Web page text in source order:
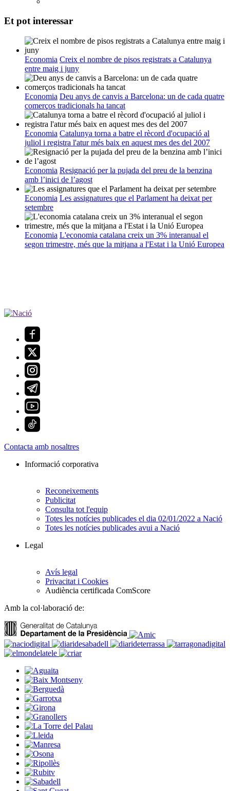
Et pot interessar
Economia Creix el nombre de pisos registrats a Catalunya
entre maig i juny
Economia Deu anys de canvis a Barcelona: un de cada quatre
comerços tradicionals ha tancat
Economia Catalunya torna a batre el rècord d'ocupació al
juliol i registra l'atur més baix en aquest mes des del 2007
Economia Resignació per la pujada del preu de la benzina
amb l’inici de l’agost
Economia Les assignatures que el Parlament ha deixat per
setembre
Economia L'economia catalana creix un 3% interanual el
segon trimestre, més que la mitjana a l'Estat i la Unió Europea
Contacta amb nosaltres
Informació corporativa
Reconeixements
Publicitat
Consulta tot l'equip
Totes les notícies publicades el dia 02/01/2022 a Nació
Totes les notícies publicades avui a Nació
Legal
Avís legal
Privacitat i Cookies
Audiència certificada ComScore
Amb la col·laboració de: